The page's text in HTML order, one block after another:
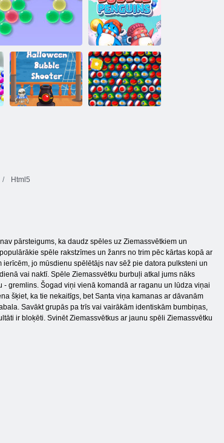
Jūras burbuļi
pirātus
Burbuļu
Pingvīni
Html5
pārsteigums, ka daudz spēles uz Ziemassvētkiem un
spēle rakstzīmes un žanrs no trim pēc kārtas kopā ar
jo ​​mūsdienu spēlētājs nav sēž pie datora pulksteni un
vai naktī. Spēle Ziemassvētku burbuļi atkal jums nāks
gremlins. Šogad viņi vienā komandā ar raganu un lūdza viņai
šķiet, ka tie nekaitīgs, bet Santa viņa kamanas ar dāvanām
Savākt grupās pa trīs vai vairākām identiskām bumbiņas,
ir bloķēti. Svinēt Ziemassvētkus ar jaunu spēli Ziemassvētku